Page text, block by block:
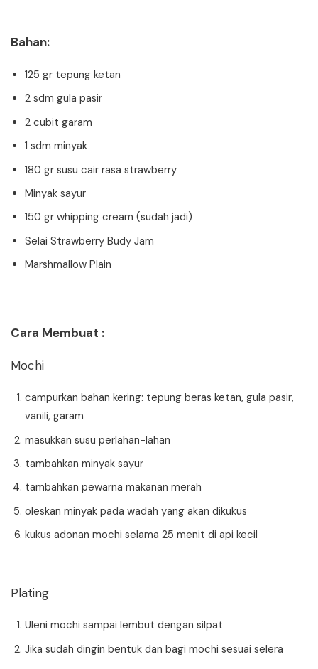
Bahan:
125 gr tepung ketan
2 sdm gula pasir
2 cubit garam
1 sdm minyak
180 gr susu cair rasa strawberry
Minyak sayur
150 gr whipping cream (sudah jadi)
Selai Strawberry Budy Jam
Marshmallow Plain
Cara Membuat :
Mochi
campurkan bahan kering: tepung beras ketan, gula pasir,
vanili, garam
masukkan susu perlahan-lahan
tambahkan minyak sayur
tambahkan pewarna makanan merah
oleskan minyak pada wadah yang akan dikukus
kukus adonan mochi selama 25 menit di api kecil
Plating
Uleni mochi sampai lembut dengan silpat
Jika sudah dingin bentuk dan bagi mochi sesuai selera